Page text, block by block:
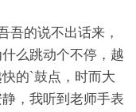
的说不出话来，
什么跳动个不停，越
的`鼓点，时而大
，我听到老师手表